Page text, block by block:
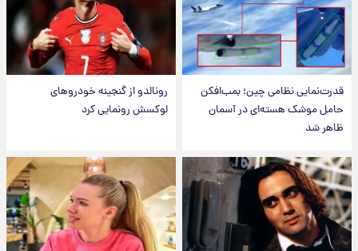
قدرت‌نمایی نظامی چین؛ بمب‌افکن
حامل موشک هسته‌ای در آسمان
ظاهر شد
رونالدو از گنجینه خودروهای
لوکسش رونمایی کرد